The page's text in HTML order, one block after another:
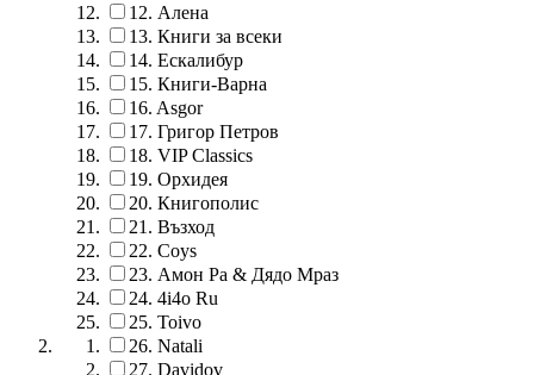
12. Алена
13. Книги за всеки
14. Ескалибур
15. Книги-Варна
16. Asgor
17. Григор Петров
18. VIP Classics
19. Орхидея
20. Книгополис
21. Възход
22. Coys
23. Амон Ра & Дядо Мраз
24. 4i4o Ru
25. Toivo
26. Natali
27. Davidov